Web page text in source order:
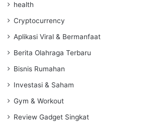
health
Cryptocurrency
Aplikasi Viral & Bermanfaat
Berita Olahraga Terbaru
Bisnis Rumahan
Investasi & Saham
Gym & Workout
Review Gadget Singkat